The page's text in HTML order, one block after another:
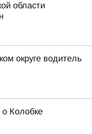
области
округе водитель
Колобке